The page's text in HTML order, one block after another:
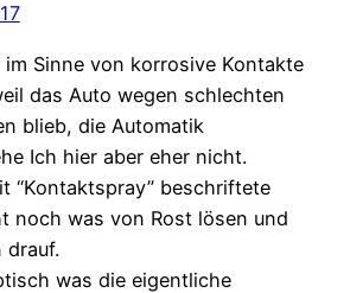
im Sinne von korrosive Kontakte
das Auto wegen schlechten
blieb, die Automatik
Ich hier aber eher nicht.
“Kontaktspray” beschriftete
noch was von Rost lösen und
drauf.
was die eigentliche